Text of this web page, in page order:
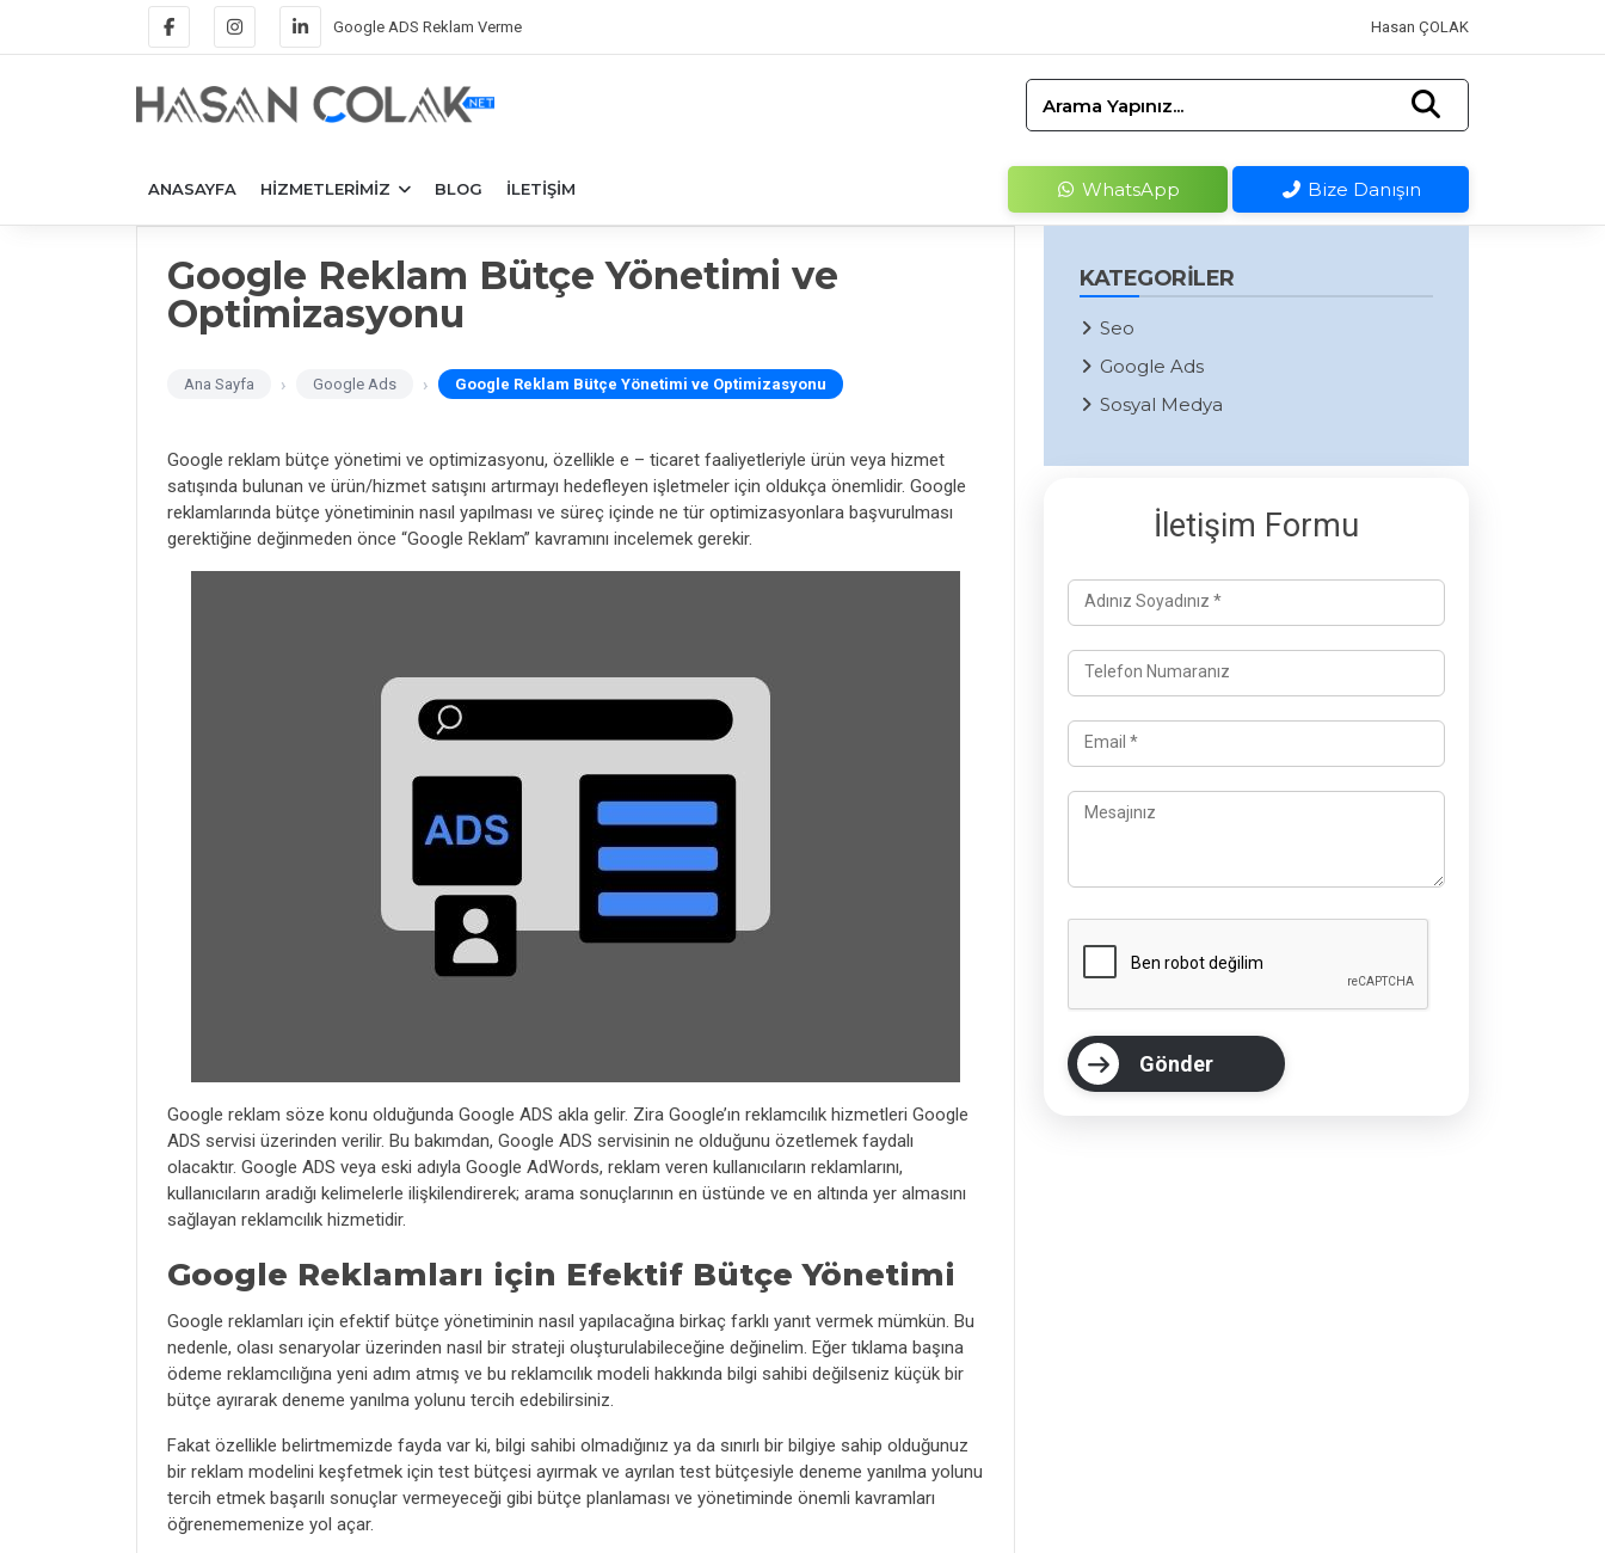
Google ADS Reklam Verme Hasan ÇOLAK
Arama Yapınız...
ANASAYFA HIZMETLERIMIZ BLOG İLETIŞIM WhatsApp Bize Danışın
Google Reklam Bütçe Yönetimi ve
Optimizasyonu
Ana Sayfa Google Ads Google Reklam Bütçe Yönetimi ve Optimizasyonu
Google reklam bütçe yönetimi ve optimizasyonu, özellikle e – ticaret faaliyetleriyle ürün veya hizmet
satışında bulunan ve ürün/hizmet satışını artırmayı hedefleyen işletmeler için oldukça önemlidir. Google
reklamlarında bütçe yönetiminin nasıl yapılması ve süreç içinde ne tür optimizasyonlara başvurulması
gerektiğine değinmeden önce “Google Reklam” kavramını incelemek gerekir.
Google reklam söze konu olduğunda Google ADS akla gelir. Zira Google’ın reklamcılık hizmetleri Google
ADS servisi üzerinden verilir. Bu bakımdan, Google ADS servisinin ne olduğunu özetlemek faydalı
olacaktır. Google ADS veya eski adıyla Google AdWords, reklam veren kullanıcıların reklamlarını,
kullanıcıların aradığı kelimelerle ilişkilendirerek; arama sonuçlarının en üstünde ve en altında yer almasını
sağlayan reklamcılık hizmetidir.
Google Reklamları için Efektif Bütçe Yönetimi
Google reklamları için efektif bütçe yönetiminin nasıl yapılacağına birkaç farklı yanıt vermek mümkün. Bu
nedenle, olası senaryolar üzerinden nasıl bir strateji oluşturulabileceğine değinelim. Eğer tıklama başına
ödeme reklamcılığına yeni adım atmış ve bu reklamcılık modeli hakkında bilgi sahibi değilseniz küçük bir
bütçe ayırarak deneme yanılma yolunu tercih edebilirsiniz.
Fakat özellikle belirtmemizde fayda var ki, bilgi sahibi olmadığınız ya da sınırlı bir bilgiye sahip olduğunuz
bir reklam modelini keşfetmek için test bütçesi ayırmak ve ayrılan test bütçesiyle deneme yanılma yolunu
tercih etmek başarılı sonuçlar vermeyeceği gibi bütçe planlaması ve yönetiminde önemli kavramları
öğrenememenize yol açar.
KATEGORILER
Seo
Google Ads
Sosyal Medya
İletişim Formu
Adınız Soyadınız *
Telefon Numaranız
Email *
Mesajınız
Gönder